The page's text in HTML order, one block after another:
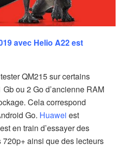
avec Helio A22 est
QM215 sur certains
ou 2 Go d’ancienne RAM
Cela correspond
Go. Huawei est
en train d’essayer des
ainsi que des lecteurs